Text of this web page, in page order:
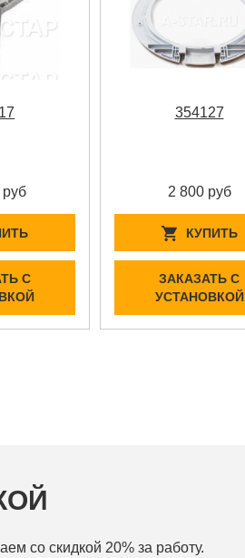
С
354127
2 800 руб
КУПИТЬ
ЗАКАЗАТЬ С
УСТАНОВКОЙ
со скидкой 20% за работу.